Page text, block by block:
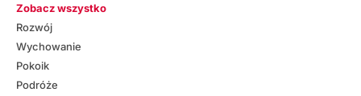
Zobacz wszystko
Rozwój
Wychowanie
Pokoik
Podróże